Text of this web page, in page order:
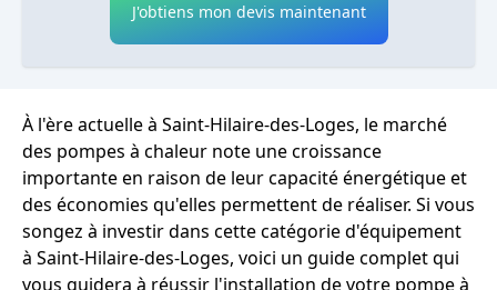
J'obtiens mon devis maintenant
À l'ère actuelle à Saint-Hilaire-des-Loges, le marché
des pompes à chaleur note une croissance
importante en raison de leur capacité énergétique et
des économies qu'elles permettent de réaliser. Si vous
songez à investir dans cette catégorie d'équipement
à Saint-Hilaire-des-Loges, voici un guide complet qui
vous guidera à réussir l'installation de votre pompe à